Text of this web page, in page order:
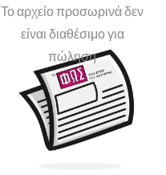
Το αρχείο προσωρινά δεν
είναι διαθέσιμο για
πώληση